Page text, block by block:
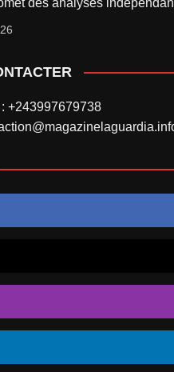
+243997679738